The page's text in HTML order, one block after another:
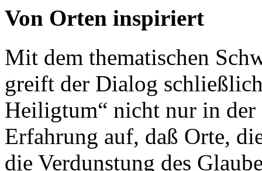
Von Orten inspiriert
Mit dem thematischen
greift der Dialog
Heiligtum“ nicht nur in der
Erfahrung auf, daß Orte,
die Verdunstung des